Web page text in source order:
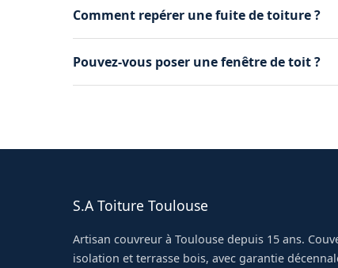
toit.
Comment repérer une fuite de toiture ?
qu'il faut vérifier.
Pouvez-vous poser une fenêtre de toit ?
S.A Toiture Toulouse
Artisan couvreur à Toulouse depuis 15 ans.
isolation et terrasse bois, avec garantie